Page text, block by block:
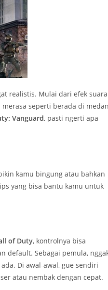
realistis. Mulai dari efek suara
seperti berada di
Vanguard, pasti ngerti apa
kamu bingung atau bahkan
yang bisa bantu kamu untuk
of Duty, kontrolnya bisa
default. Sebagai pemula,
Di awal-awal, gue sendiri
atau nembak dengan cepat.